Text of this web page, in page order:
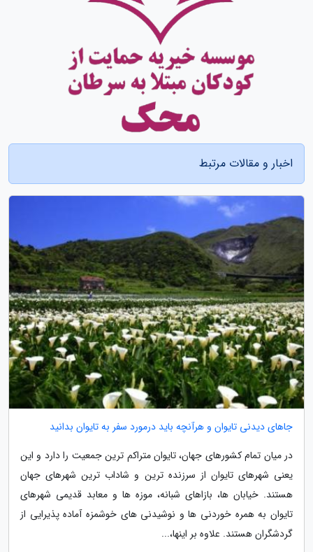
اخبار و مقالات مرتبط
جاهای دیدنی تایوان و هرآنچه باید درمورد سفر به تایوان بدانید
در میان تمام کشورهای جهان، تایوان متراکم ترین جمعیت را دارد و این
یعنی شهرهای تایوان از سرزنده ترین و شاداب ترین شهرهای جهان
هستند. خیابان ها، بازاهای شبانه، موزه ها و معابد قدیمی شهرهای
تایوان به همره خوردنی ها و نوشیدنی های خوشمزه آماده پذیرایی از
گردشگران هستند. علاوه بر اینها،...